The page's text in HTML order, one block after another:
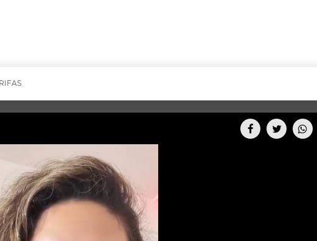
BEAUTY
SEÑOR DE LOS CIELOS
X ARGENTINA
360 TV
Y NEGOCIOS
HAIR RECOVERY
GOSSIP
ENTROMETIDOS EN LA TELE
ENTRE NOS
MODO FONTEVECCHIA
CINE NET